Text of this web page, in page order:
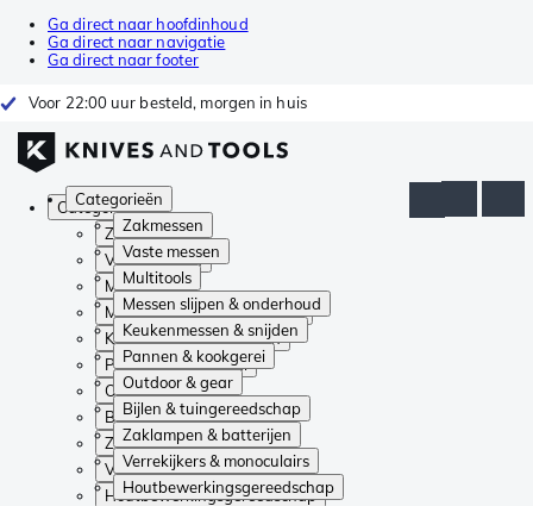
Ga direct naar hoofdinhoud
Ga direct naar navigatie
Ga direct naar footer
Voor 22:00 uur besteld, morgen in huis
Categorieën
Zakmessen
Vaste messen
Multitools
Messen slijpen & onderhoud
Keukenmessen & snijden
Pannen & kookgerei
Outdoor & gear
Bijlen & tuingereedschap
Zaklampen & batterijen
Verrekijkers & monoculairs
Houtbewerkingsgereedschap
Categorieën
Zakmessen
Vaste messen
Multitools
Messen slijpen & onderhoud
Keukenmessen & snijden
Pannen & kookgerei
Outdoor & gear
Bijlen & tuingereedschap
Zaklampen & batterijen
Verrekijkers & monoculairs
Houtbewerkingsgereedschap